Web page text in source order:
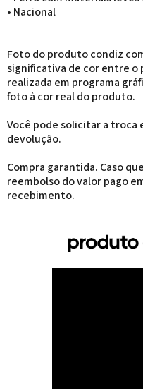
• Nacional
Foto do produto condiz
significativa de cor entre o
realizada em programa
foto à cor real do produto.
Você pode solicitar a troca
devolução.
Compra garantida. Caso
reembolso do valor pago
recebimento.